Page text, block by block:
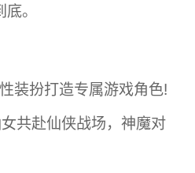
。
装扮打造专属游戏角色!
共赴仙侠战场，神魔对